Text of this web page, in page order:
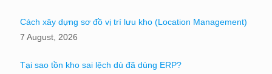
Cách xây dựng sơ đồ vị trí lưu kho (Location Management)
7 August, 2026
Tại sao tồn kho sai lệch dù đã dùng ERP?